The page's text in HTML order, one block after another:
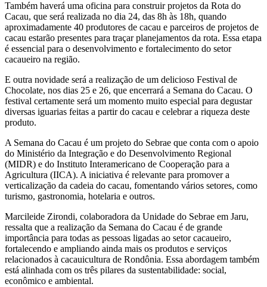
Também haverá uma oficina para construir projetos da Rota do
Cacau, que será realizada no dia 24, das 8h às 18h, quando
aproximadamente 40 produtores de cacau e parceiros de projetos de
cacau estarão presentes para traçar planejamentos da rota. Essa etapa
é essencial para o desenvolvimento e fortalecimento do setor
cacaueiro na região.
E outra novidade será a realização de um delicioso Festival de
Chocolate, nos dias 25 e 26, que encerrará a Semana do Cacau. O
festival certamente será um momento muito especial para degustar
diversas iguarias feitas a partir do cacau e celebrar a riqueza deste
produto.
A Semana do Cacau é um projeto do Sebrae que conta com o apoio
do Ministério da Integração e do Desenvolvimento Regional
(MIDR) e do Instituto Interamericano de Cooperação para a
Agricultura (IICA). A iniciativa é relevante para promover a
verticalização da cadeia do cacau, fomentando vários setores, como
turismo, gastronomia, hotelaria e outros.
Marcileide Zirondi, colaboradora da Unidade do Sebrae em Jaru,
ressalta que a realização da Semana do Cacau é de grande
importância para todas as pessoas ligadas ao setor cacaueiro,
fortalecendo e ampliando ainda mais os produtos e serviços
relacionados à cacauicultura de Rondônia. Essa abordagem também
está alinhada com os três pilares da sustentabilidade: social,
econômico e ambiental.